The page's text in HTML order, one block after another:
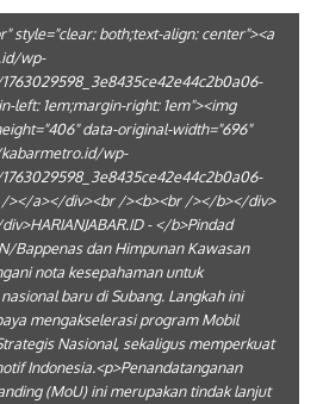
style="clear: both;text-align: center"><a
wp-
left: 1em;margin-right: 1em"><img
data-original-width="696"
wp-
/></a></div><br /><b><br /></b></div>
- </b>Pindad
Bappenas dan Himpunan Kawasan
nota kesepahaman untuk
baru di Subang. Langkah ini
mengakselerasi program Mobil
Nasional, sekaligus memperkuat
Indonesia.<p>Penandatanganan
(MoU) ini merupakan tindak lanjut